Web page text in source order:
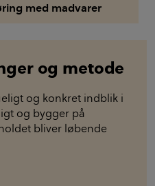
med madvarer
og metode
og konkret indblik i
og bygger på
bliver løbende